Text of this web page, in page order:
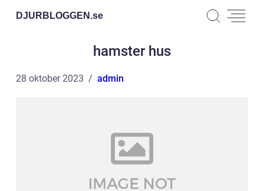
DJURBLOGGEN.se
hamster hus
28 oktober 2023 admin